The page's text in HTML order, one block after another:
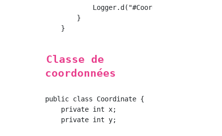
Logger.d("#Coordonner: " +
        }
    }
Classe de
coordonnées
public class Coordinate {
    private int x;
    private int y;